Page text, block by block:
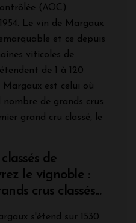
(AOC)
Le vin de Margaux
et ce depuis
viticoles de
de 1 à 120
Margaux est celui où
de grands crus
grand cru classé, le
de
le vignoble :
crus classés...
s'étend sur 1530